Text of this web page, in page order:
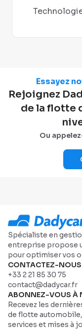
Essayez
Rejoignez
de la flotte
Ou
Spécialiste en
entreprise propose
pour optimiser vos
CONTACTEZ-NOUS
+33 2 21 85 30 75
contact@dadycar.fr
ABONNEZ-VOUS À
Recevez les
de flotte
services et mises à